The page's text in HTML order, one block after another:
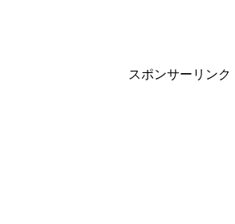
スポンサーリンク